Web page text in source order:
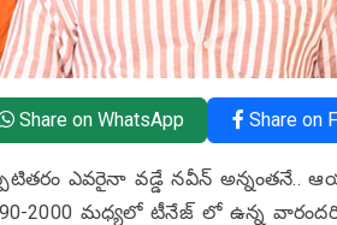
Share on WhatsApp Share on
ఎవరైనా వడ్డే నవీన్ అన్నంతనే..
2000 మధ్యలో టీనేజ్ లో ఉన్న